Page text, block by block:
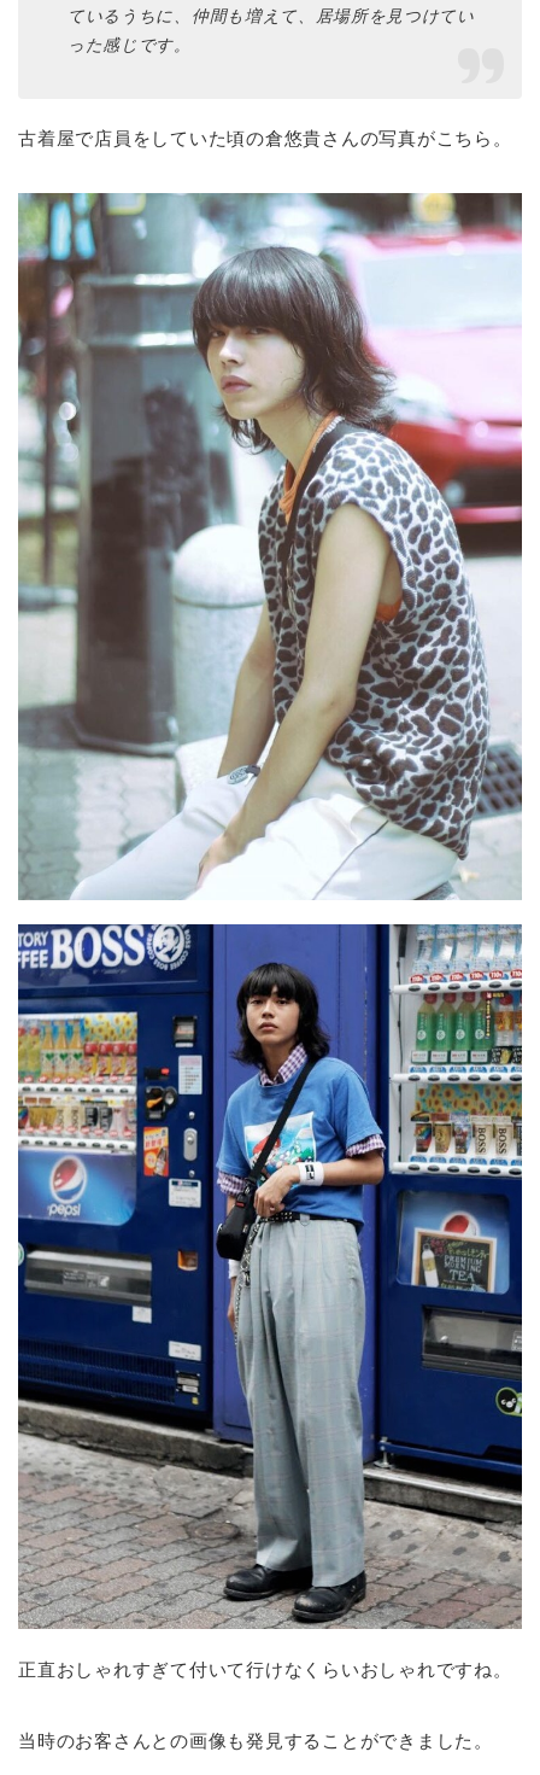
ているうちに、仲間も増えて、居場所を見つけてい
った感じです。
古着屋で店員をしていた頃の倉悠貴さんの写真がこちら。
正直おしゃれすぎて付いて行けなくらいおしゃれですね。
当時のお客さんとの画像も発見することができました。